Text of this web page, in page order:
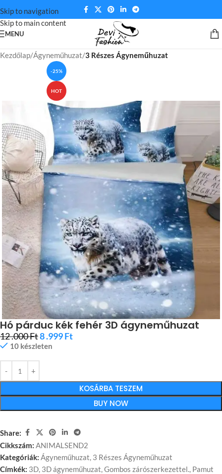
Skip to navigation
Skip to main content
MENU
Kezdőlap Ágyneműhuzat 3 Részes Ágyneműhuzat
-25%
HOT
Hó párduc kék fehér 3D ágyneműhuzat
12 .000Ft8 .999Ft
10 készleten
KOSÁRBA TESZEM
BUY NOW
Share:
Cikkszám: ANIMALSEND2
Kategóriák: Ágyneműhuzat, 3 Részes Ágyneműhuzat
Címkék: 3D, 3D ágyneműhuzat,Gombos zárószerkezettel., Pamut